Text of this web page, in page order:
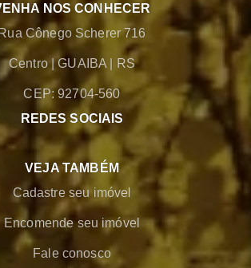
NOS CONHECER
Rua Cônego Scherer 716
Centro |GUAIBA RS
CEP: 92704-560
REDES SOCIAIS
VEJA TAMBÉM
Cadastre seu imóvel
Encomende seu imóvel
Fale conosco